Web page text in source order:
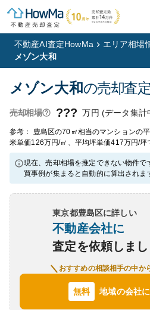
不動産AI査定HowMa エリア相場
メゾン大和
メゾン大和の売却査
売却相場 ??? 万円 (データ集計
参考： 豊島区の70㎡相当のマンションの
米単価126万円/㎡、平均坪単価417万円/坪
現在、売却相場を推定できない物件
買事例が集まると自動的に算出されま
東京都豊島区に詳しい
不動産会社に
査定を依頼しまし
おすすめの相談相手の中か
無料 地域の会社